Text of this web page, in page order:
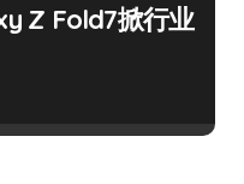
Z Fold7掀行业